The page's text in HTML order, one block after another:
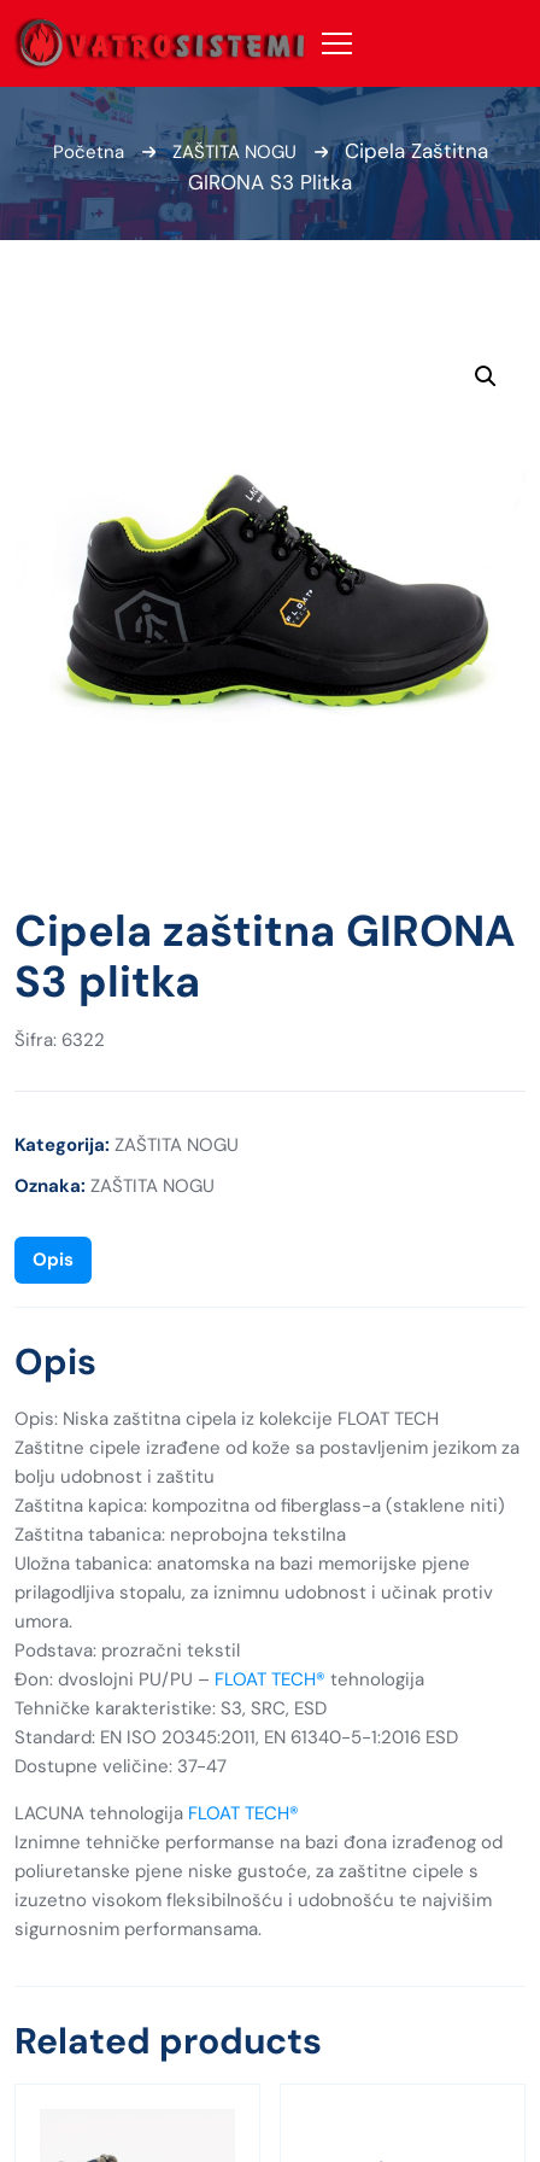
Početna ZAŠTITA NOGU
Cipela Zaštitna
GIRONA S3 Plitka
Cipela zaštitna GIRONA
S3 plitka
Šifra: 6322
Kategorija: ZAŠTITA NOGU
Oznaka: ZAŠTITA NOGU
Opis
Opis
Opis: Niska zaštitna cipela iz kolekcije FLOAT TECH
Zaštitne cipele izrađene od kože sa postavljenim jezikom za
bolju udobnost i zaštitu
Zaštitna kapica: kompozitna od fiberglass-a (staklene niti)
Zaštitna tabanica: neprobojna tekstilna
Uložna tabanica: anatomska na bazi memorijske pjene
prilagodljiva stopalu, za iznimnu udobnost i učinak protiv
umora.
Podstava: prozračni tekstil
Đon: dvoslojni PU/PU – FLOAT TECH® tehnologija
Tehničke karakteristike: S3, SRC, ESD
Standard: EN ISO 20345:2011, EN 61340-5-1:2016 ESD
Dostupne veličine: 37-47
LACUNA tehnologija FLOAT TECH®
Iznimne tehničke performanse na bazi đona izrađenog od
poliuretanske pjene niske gustoće, za zaštitne cipele s
izuzetno visokom fleksibilnošću i udobnošću te najvišim
sigurnosnim performansama.
Related products